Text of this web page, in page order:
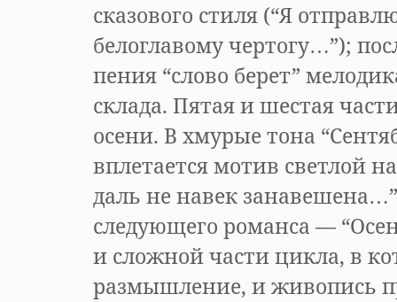
сказового стиля (“Я
белоглавому чертогу…”);
пения “слово берет”
склада. Пятая и шестая
осени. В хмурые тона
вплетается мотив светлой
даль не навек
следующего романса —
и сложной части цикла, в
размышление, и живопись